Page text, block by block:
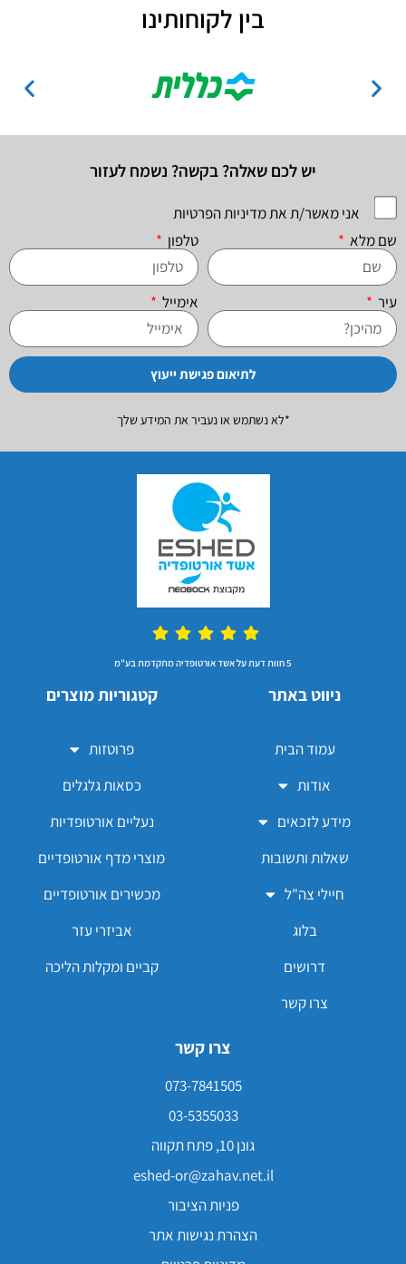
בין לקוחותינו
יש לכם שאלה? בקשה? נשמח לעזור
אני מאשר/ת את מדיניות הפרטיות
שם מלא
טלפון
עיר אימייל
לתיאום פגישת ייעוץ
*לא נשתמש או נעביר את המידע שלך
5 חוות דעת על אשד אורטופדיה מתקדמת בע"מ
ניווט באתר
עמוד הבית
אודות
מידע לזכאים
שאלות ותשובות
חיילי צה"ל
בלוג
דרושים
צרו קשר
קטגוריות מוצרים
פרוטזות
כסאות גלגלים
נעליים אורטופדיות
מוצרי מדף אורטופדיים
מכשירים אורטופדיים
אביזרי עזר
קביים ומקלות הליכה
צרו קשר
073-7841505
03-5355033
גונן 10, פתח תקווה
eshed-or@zahav.net.il
פניות הציבור
הצהרת נגישות אתר